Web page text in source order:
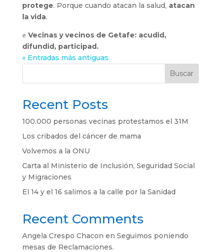
protege. Porque cuando atacan la salud, atacan
la vida.
✊ Vecinas y vecinos de Getafe: acudid,
difundid, participad.
« Entradas más antiguas
Buscar
Recent Posts
100.000 personas vecinas protestamos el 31M
Los cribados del cáncer de mama
Volvemos a la ONU
Carta al Ministerio de Inclusión, Seguridad Social
y Migraciones
El 14 y el 16 salimos a la calle por la Sanidad
Recent Comments
Angela Crespo Chacon en Seguimos poniendo
mesas de Reclamaciones.